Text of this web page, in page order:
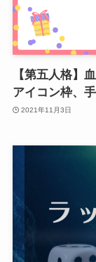
【第五人格】
アイコン枠、
2021年11月3日